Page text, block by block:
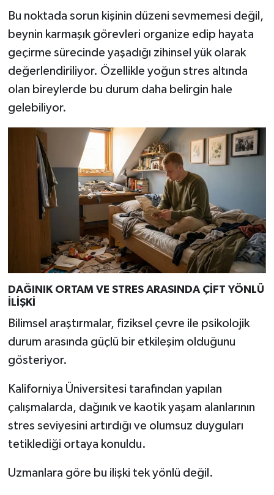
Bu noktada sorun kişinin düzeni sevmemesi değil,
beynin karmaşık görevleri organize edip hayata
geçirme sürecinde yaşadığı zihinsel yük olarak
değerlendiriliyor. Özellikle yoğun stres altında
olan bireylerde bu durum daha belirgin hale
gelebiliyor.
DAĞINIK ORTAM VE STRES ARASINDA ÇİFT YÖNLÜ
İLİŞKİ
Bilimsel araştırmalar, fiziksel çevre ile psikolojik
durum arasında güçlü bir etkileşim olduğunu
gösteriyor.
Kaliforniya Üniversitesi tarafından yapılan
çalışmalarda, dağınık ve kaotik yaşam alanlarının
stres seviyesini artırdığı ve olumsuz duyguları
tetiklediği ortaya konuldu.
Uzmanlara göre bu ilişki tek yönlü değil.
Sağlık
Şaphane
Siyaset
Spor
Tavşanlı
Teknoloji
Türkiye
Video Galeri
Yaşam
Yemek Tarifleri